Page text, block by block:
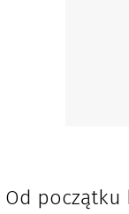
Od początku